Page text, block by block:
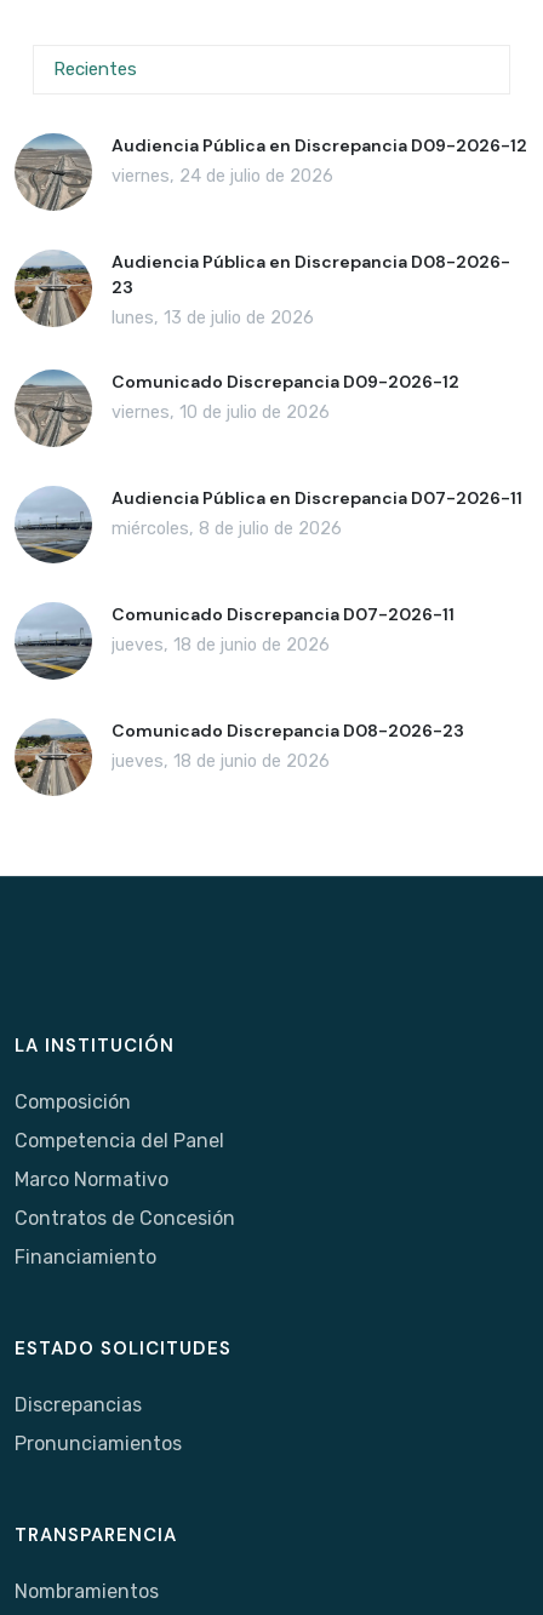
Recientes
Audiencia Pública en Discrepancia D09-2026-12
viernes, 24 de julio de 2026
Audiencia Pública en Discrepancia D08-2026-
23
lunes, 13 de julio de 2026
Comunicado Discrepancia D09-2026-12
viernes, 10 de julio de 2026
Audiencia Pública en Discrepancia D07-2026-11
miércoles, 8 de julio de 2026
Comunicado Discrepancia D07-2026-11
jueves, 18 de junio de 2026
Comunicado Discrepancia D08-2026-23
jueves, 18 de junio de 2026
LA INSTITUCIÓN
Composición
Competencia del Panel
Marco Normativo
Contratos de Concesión
Financiamiento
ESTADO SOLICITUDES
Discrepancias
Pronunciamientos
TRANSPARENCIA
Nombramientos